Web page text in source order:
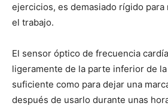
ejercicios, es demasiado rígido para
el trabajo.
El sensor óptico de frecuencia
ligeramente de la parte inferior de
suficiente como para dejar una
después de usarlo durante unas